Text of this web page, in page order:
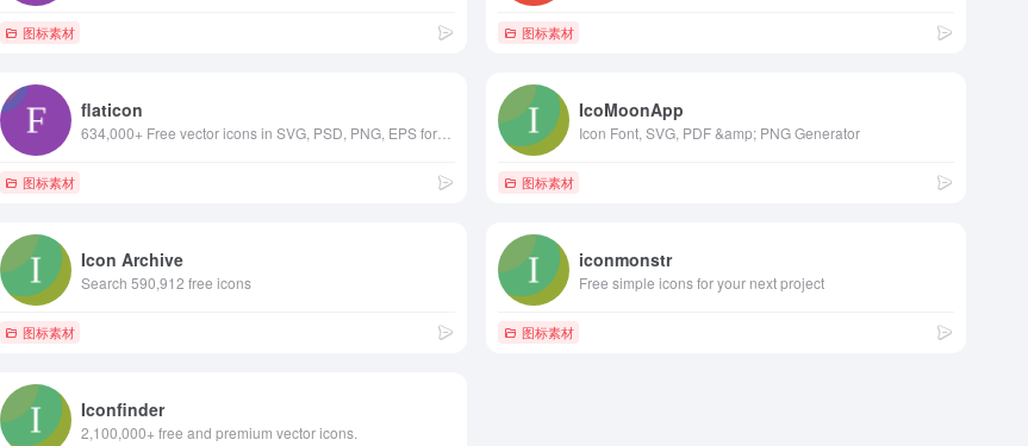
图标素材 图标素材
flaticon
634,000+ Free vector icons in SVG, PSD, PNG, EPS format or as ICON FONT.
图标素材
IcoMoonApp
Icon Font, SVG, PDF &amp; PNG Generator
图标素材
Icon Archive
Search 590,912 free icons
图标素材
iconmonstr
Free simple icons for your next project
图标素材
Iconfinder
2,100,000+ free and premium vector icons.